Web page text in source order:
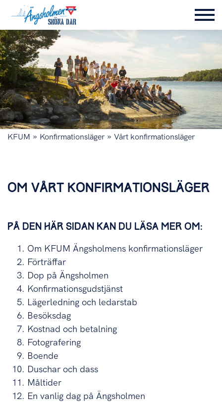
KFUM » Konfirmationsläger » Vårt konfirmationsläger
OM VÅRT KONFIRMATIONSLÄGER
PÅ DEN HÄR SIDAN KAN DU LÄSA MER OM:
Om KFUM Ängsholmens konfirmationsläger
Förträffar
Dop på Ängsholmen
Konfirmationsgudstjänst
Lägerledning och ledarstab
Besöksdag
Kostnad och betalning
Fotografering
Boende
Duschar och dass
Måltider
En vanlig dag på Ängsholmen